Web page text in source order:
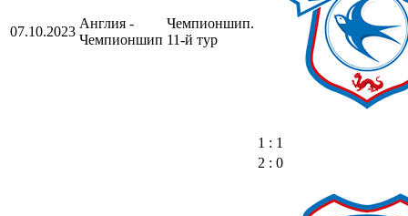
07.10.2023
Англия -
Чемпионшип
Чемпионшип.
11-й тур
1 : 1
2 : 0